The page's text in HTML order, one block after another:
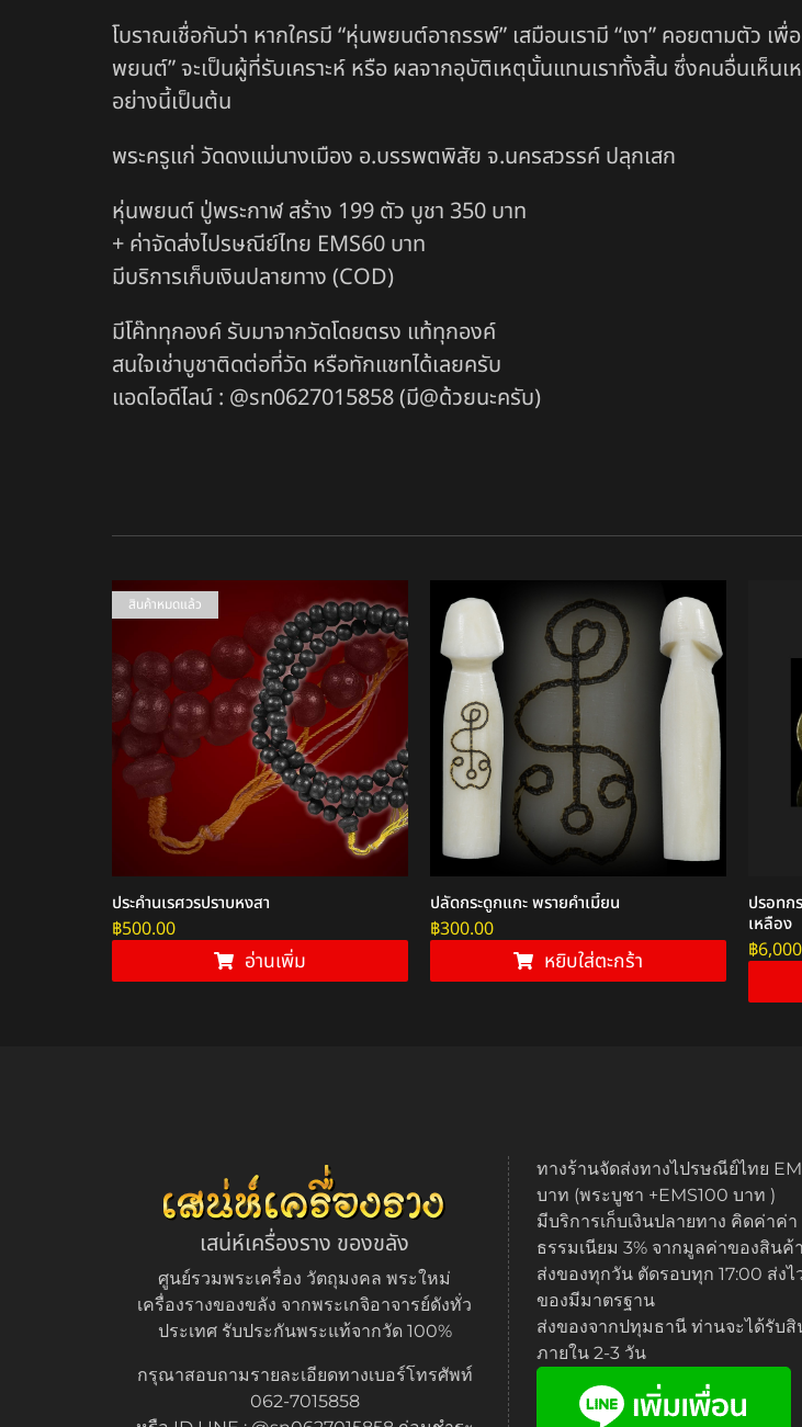
โบราณเชื่อกันว่า หากใครมี “หุ่นพยนต์อาถรรพ์” เสมือนเรามี “เงา” คอยตามตัว
พยนต์” จะเป็นผู้ที่รับเคราะห์ หรือ ผลจากอุบัติเหตุนั้นแทนเราทั้งสิ้น ซึ่งคนอื่นเห็นเ
อย่างนี้เป็นต้น
พระครูแก่ วัดดงแม่นางเมือง อ.บรรพตพิสัย จ.นครสวรรค์ ปลุกเสก
หุ่นพยนต์ ปู่พระกาฬ สร้าง 199 ตัว บูชา 350 บาท
+ ค่าจัดส่งไปรษณีย์ไทย EMS60 บาท
มีบริการเก็บเงินปลายทาง (COD)
มีโค๊ททุกองค์ รับมาจากวัดโดยตรง แท้ทุกองค์
สนใจเช่าบูชาติดต่อที่วัด หรือทักแชทได้เลยครับ
แอดไอดีไลน์ : @sn0627015858 (มี@ด้วยนะครับ)
สินค้าหมดแล้ว
ประคำนเรศวรปราบหงสา
฿500.00
อ่านเพิ่ม
ปลัดกระดูกแกะ พรายคำเมี้ยน
฿300.00
หยิบใส่ตะกร้า
ปรอทก
เหลือง
฿
เสน่ห์เครื่องราง ของขลัง
ศูนย์รวมพระเครื่อง วัตถุมงคล พระใหม่
เครื่องรางของขลัง จากพระเกจิอาจารย์ดังทั่ว
ประเทศ รับประกันพระแท้จากวัด 100%
กรุณาสอบถามรายละเอียดทางเบอร์โทรศัพท์
062-7015858
ทางร้านจัดส่งทางไปรษณีย์ไทย
บาท (พระบูชา +EMS100 บาท )
มีบริการเก็บเงินปลายทาง คิดค่าค่า
ธรรมเนียม 3% จากมูลค่าของสินค้า
ส่งของทุกวัน ตัดรอบทุก 17:00 ส่งไ
ของมีมาตรฐาน
ส่งของจากปทุมธานี ท่านจะได้รับสิ
ภายใน 2-3 วัน